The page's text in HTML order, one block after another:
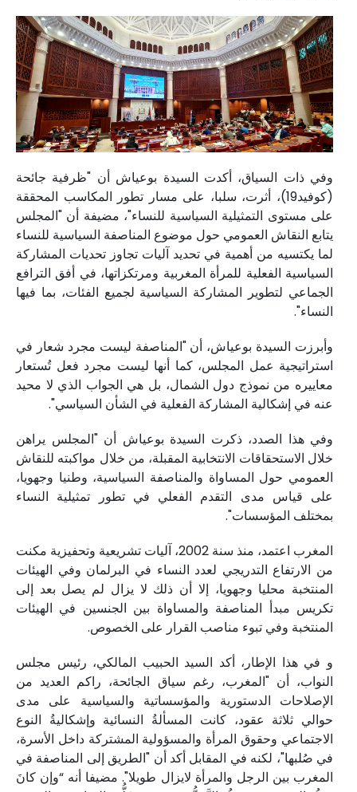
وفي ذات السياق، أكدت السيدة بوعياش أن "ظرفية جائحة
(كوفيد19)، أثرت، سلبا، على مسار تطور المكاسب المحققة
على مستوى التمثيلية السياسية للنساء"، مضيفة أن "المجلس
يتابع النقاش العمومي حول موضوع المناصفة السياسية للنساء
لما يكتسيه من أهمية في تحديد آليات تجاوز تحديات المشاركة
السياسية الفعلية للمرأة المغربية ومرتكزاتها، في أفق الترافع
الجماعي لتطوير المشاركة السياسية لجميع الفئات، بما فيها
النساء".
وأبرزت السيدة بوعياش، أن "المناصفة ليست مجرد شعار في
استراتيجية عمل المجلس، كما أنها ليست مجرد فعل تُستعار
معاييره من نموذج دول الشمال، بل هي الجواب الذي لا محيد
عنه في إشكالية المشاركة الفعلية في الشأن السياسي".
وفي هذا الصدد، ذكرت السيدة بوعياش أن "المجلس يراهن
خلال الاستحقاقات الانتخابية المقبلة، من خلال مواكبته للنقاش
العمومي حول المساواة والمناصفة السياسية، وطنيا وجهويا،
على قياس مدى التقدم الفعلي في تطور تمثيلية النساء
بمختلف المؤسسات".
المغرب اعتمد، منذ سنة 2002، آليات تشريعية وتحفيزية مكنت
من الارتفاع التدريجي لعدد النساء في البرلمان وفي الهيئات
المنتخبة محليا وجهويا، إلا أن ذلك لا يزال لم يصل بعد إلى
تكريس مبدأ المناصفة والمساواة بين الجنسين في الهيئات
المنتخبة وفي تبوء مناصب القرار على الخصوص.
و في هذا الإطار، أكد السيد الحبيب المالكي، رئيس مجلس
النواب، أن "المغرب، رغم سياق الجائحة، راكم العديد من
الإصلاحات الدستورية والمؤسساتية والسياسية على مدى
حوالي ثلاثة عقود، كانت المسألةُ النسائية وإشكاليةُ النوع
الاجتماعي وحقوق المرأة والمسؤولية المشتركة داخل الأسرة،
في صُلبها"، لكنه في المقابل أكد أن "الطريق إلى المناصفة في
المغرب بين الرجل والمرأة لايزال طويلا". مضيفا أنه “وإن كانَ